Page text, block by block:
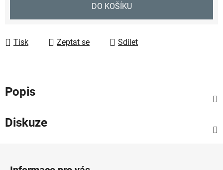
DO KOŠÍKU
Tisk Zeptat se Sdílet
Popis
Diskuze